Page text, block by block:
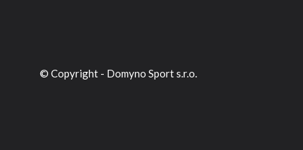
© Copyright - Domyno Sport s.r.o.